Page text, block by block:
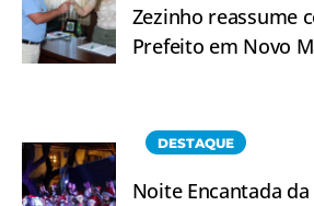
Zezinho reassume
Prefeito em Novo
DESTAQUE
Noite Encantada da